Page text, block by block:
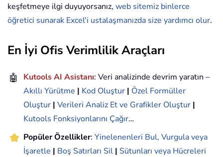
keşfetmeye ilgi duyuyorsanız, web sitemiz binlerce
öğretici sunarak Excel'i ustalaşmanızda size yardımcı olur.
En İyi Ofis Verimlilik Araçları
🤖 Kutools AI Asistanı: Veri analizinde devrim yaratın –
Akıllı Yürütme | Kod Oluştur | Özel Formüller
Oluştur | Verileri Analiz Et ve Grafikler Oluştur |
Kutools Fonksiyonlarını Çağır…
Popüler Özellikler: Yinelenenleri Bul, Vurgula veya
İşaretle | Boş Satırları Sil | Sütunları veya Hücreleri